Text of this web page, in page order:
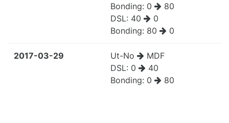
Bonding: 0
80
DSL: 40
0
Bonding: 80 0
2017-03-29 Ut-No
MDF
DSL: 0
40
Bonding: 0 80